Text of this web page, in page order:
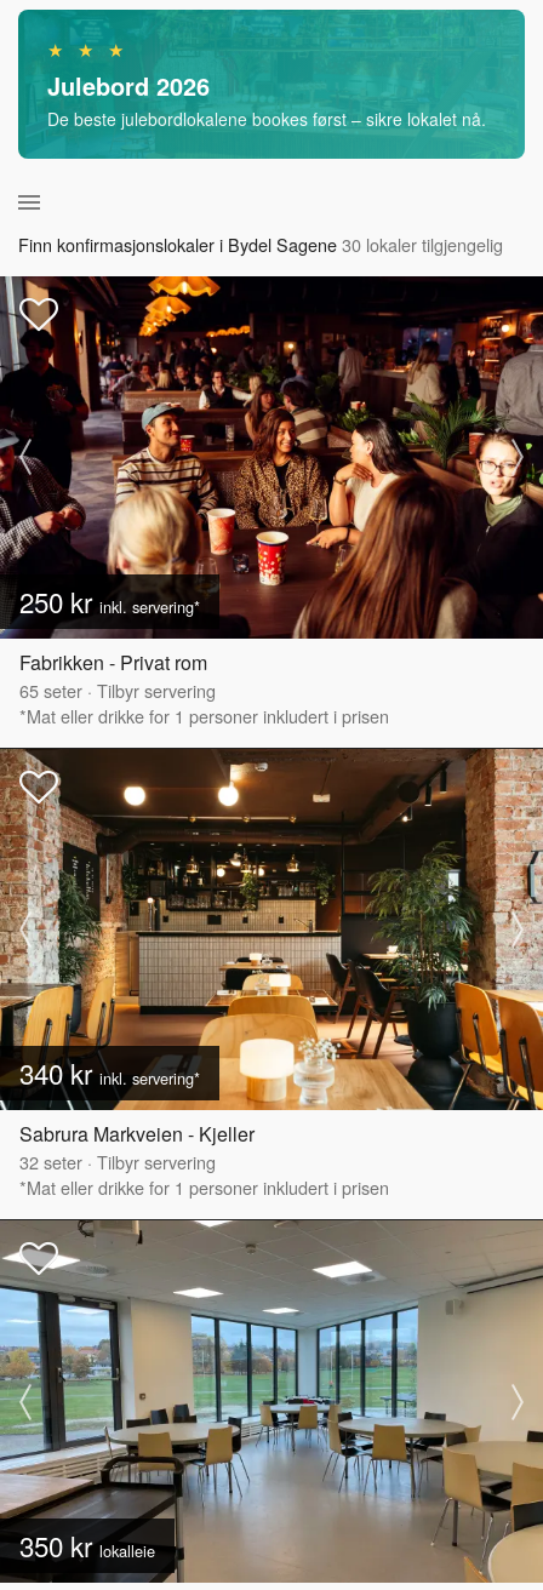
★ ★ ★
Julebord 2026
De beste julebordlokalene bookes først – sikre lokalet nå.
Finn konfirmasjonslokaler i Bydel Sagene30 lokaler tilgjengelig
250 kr inkl. servering*
Fabrikken - Privat rom
65seter · Tilbyr servering
*Mat eller drikke for 1 personer inkludert i prisen
340 kr inkl. servering*
Sabrura Markveien - Kjeller
32seter · Tilbyr servering
*Mat eller drikke for 1 personer inkludert i prisen
350 krlokalleie